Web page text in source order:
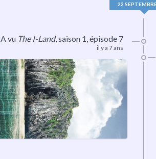
22
A vu The I-Land,saison 1, épisode 7
il y a 7 ans